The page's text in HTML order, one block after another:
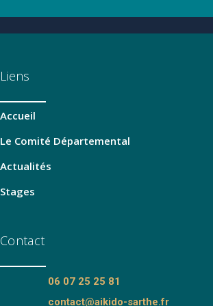
Liens
Accueil
Le Comité Départemental
Actualités
Stages
Contact
06 07 25 25 81
contact@aikido-sarthe.fr